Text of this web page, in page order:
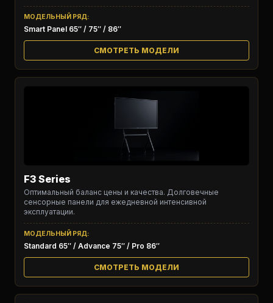
МОДЕЛЬНЫЙ РЯД:
Smart Panel 65″ / 75″ / 86″
СМОТРЕТЬ МОДЕЛИ
F3 Series
Оптимальный баланс цены и качества. Долговечные
сенсорные панели для ежедневной интенсивной
эксплуатации.
МОДЕЛЬНЫЙ РЯД:
Standard 65″ / Advance 75″ / Pro 86″
СМОТРЕТЬ МОДЕЛИ